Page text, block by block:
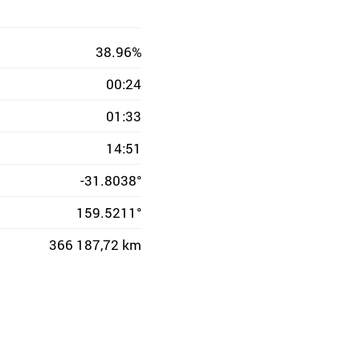
38.96%
00:24
01:33
14:51
-31.8038°
159.5211°
366 187,72 km